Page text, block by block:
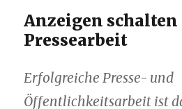
Anzeigen
Pressearbeit
Erfolgreiche Presse- und
Öffentlichkeitsarbeit ist